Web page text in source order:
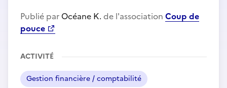
Publié par Océane K. de l'association Coup de
pouce
ACTIVITÉ
Gestion financière / comptabilité